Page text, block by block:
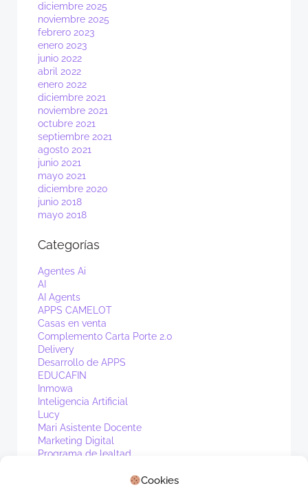
Cookies
diciembre 2025
noviembre 2025
febrero 2023
enero 2023
junio 2022
abril 2022
enero 2022
diciembre 2021
noviembre 2021
octubre 2021
septiembre 2021
agosto 2021
junio 2021
mayo 2021
diciembre 2020
junio 2018
mayo 2018
Categorías
Agentes Ai
AI
AI Agents
APPS CAMELOT
Casas en venta
Complemento Carta Porte 2.0
Delivery
Desarrollo de APPS
EDUCAFIN
Inmowa
Inteligencia Artificial
Lucy
Mari Asistente Docente
Marketing Digital
Programa de lealtad